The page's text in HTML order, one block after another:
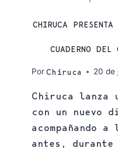
CHIRUCA
CUADERNO DEL
PorChiruca 20 de
Chiruca lanza
con un nuevo
acompañando
antes, durante